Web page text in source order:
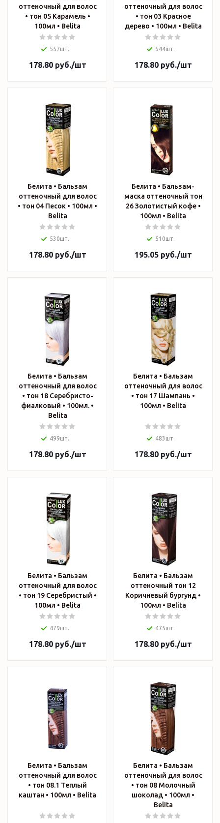
оттеночный для волос
• тон 05 Карамель •
100мл • Belita
557шт.
178.80руб./шт
оттеночный для волос
• тон 03 Красное
дерево • 100мл • Belita
544шт.
178.80руб./шт
Белита • Бальзам
оттеночный для волос
• тон 04 Песок • 100мл •
Belita
530шт.
178.80руб./шт
Белита • Бальзам-
маска оттеночный тон
26 Золотистый кофе •
100мл • Belita
510шт.
195.05руб./шт
Белита • Бальзам
оттеночный для волос
• тон 18 Серебристо-
фиалковый • 100мл. •
Belita
499шт.
178.80руб./шт
Белита • Бальзам
оттеночный для волос
• тон 17 Шампань •
100мл • Belita
483шт.
178.80руб./шт
Белита • Бальзам
оттеночный для волос
• тон 19 Серебристый •
100мл • Belita
479шт.
178.80руб./шт
Белита • Бальзам
оттеночный тон 12
Коричневый бургунд •
100мл • Belita
475шт.
178.80руб./шт
Белита • Бальзам
оттеночный для волос
• тон 08.1 Теплый
каштан • 100мл • Belita
Белита • Бальзам
оттеночный для волос
• тон 08 Молочный
шоколад • 100мл •
Belita